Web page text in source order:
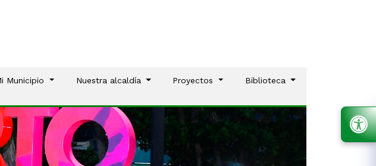
Municipio Nuestra alcaldía Proyectos Biblioteca